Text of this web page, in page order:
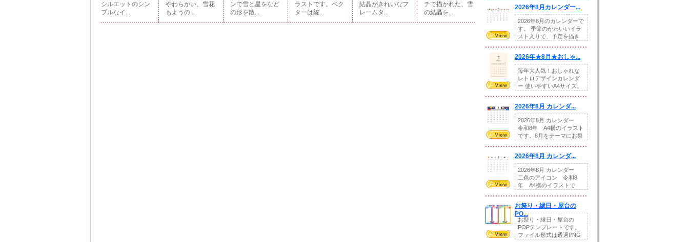
シルエットのシン
プルなイ...
やわらかい、雪花
もようの...
ンで雪と星をなど
の形を散...
ラストです。ベク
ターは統...
結晶がきれいなフ
レームタ...
チで描かれた、雪
の結晶を...
2026年8月カレンダー...
2026年8月のカレンダーで
す。 季節のかわいいイラ
スト入りで、予定を描き
2026年★8月★おしゃ...
毎年大人気！おしゃれな
レトロデザインカレンダ
ー 使いやすいA4サイズ。
2026年8月 カレンダ...
2026年8月 カレンダー
令和8年 A4横のイラスト
です。8月をテーマにお祭
2026年8月 カレンダ...
2026年8月 カレンダー
二色のアイコン 令和8
年 A4横のイラストで
お祭り・縁日・屋台の
PO...
お祭り・縁日・屋台の
POPテンプレートです。
ファイル形式は透過PNG